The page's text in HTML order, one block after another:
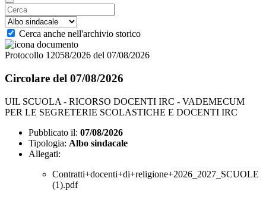
Cerca anche nell'archivio storico
Protocollo 12058/2026 del 07/08/2026
Circolare del 07/08/2026
UIL SCUOLA - RICORSO DOCENTI IRC - VADEMECUM
PER LE SEGRETERIE SCOLASTICHE E DOCENTI IRC
Pubblicato il: 07/08/2026
Tipologia: Albo sindacale
Allegati:
Contratti+docenti+di+religione+2026_2027_SCUOLE
(1).pdf